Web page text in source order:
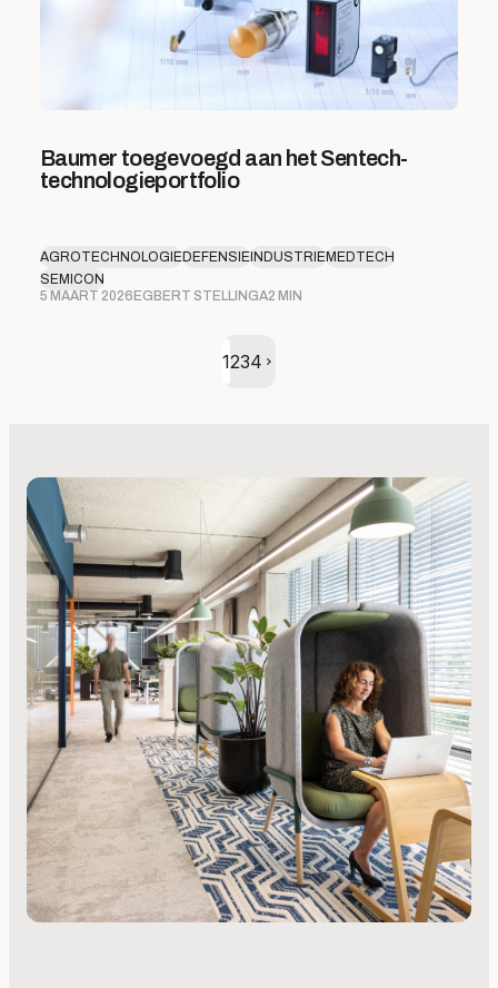
Baumer toegevoegd aan het Sentech-
technologieportfolio
AGROTECHNOLOGIEDEFENSIE INDUSTRIEMEDTECH
SEMICON
5 MAART 2026 EGBERT STELLINGA2 MIN
1234 Volgende pagina